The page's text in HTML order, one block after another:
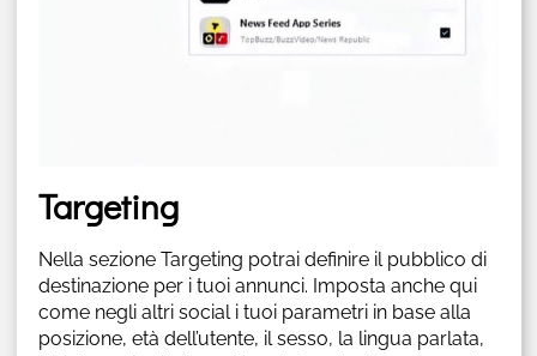
Targeting
Nella sezione Targeting potrai definire il pubblico di
destinazione per i tuoi annunci. Imposta anche qui
come negli altri social i tuoi parametri in base alla
posizione, età dell’utente, il sesso, la lingua parlata,